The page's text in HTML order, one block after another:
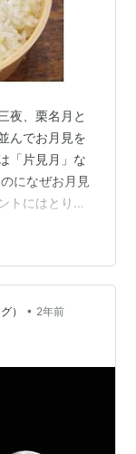
夜、栗名月と
んでお月見を
「片見月」な
になぜお月見
トにはとりあ
はなかったの
いました。夕
を見ながら栗
チェアふんぞ
くなります。
） • 2年前